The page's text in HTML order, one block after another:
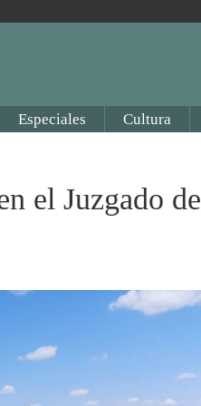
Especiales Cultura
el Juzgado de